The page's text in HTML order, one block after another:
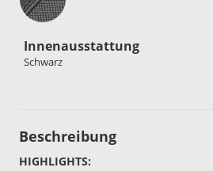
Innenausstattung
Schwarz
Beschreibung
HIGHLIGHTS: